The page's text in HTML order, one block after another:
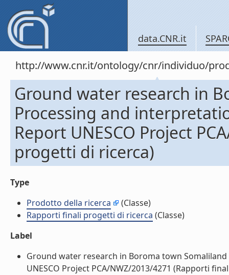
data.CNR.it
http://www.cnr.it/ontology/cnr/individuo/
Ground water research in
Processing and
Report UNESCO Project
progetti di ricerca)
Type
Prodotto della ricerca
(Classe)
Rapporti finali progetti di ricerca (Classe)
Label
Ground water research in Boroma town
UNESCO Project PCA/NWZ/2013/4271 (Rapporti